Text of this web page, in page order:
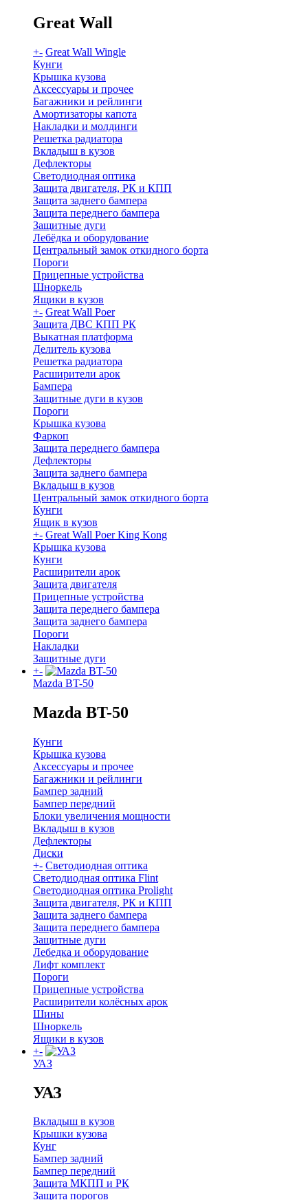
Great Wall
+- Great Wall Wingle
Кунги
Крышка кузова
Аксессуары и прочее
Багажники и рейлинги
Амортизаторы капота
Накладки и молдинги
Решетка радиатора
Вкладыш в кузов
Дефлекторы
Светодиодная оптика
Защита двигателя, РК и КПП
Защита заднего бампера
Защита переднего бампера
Защитные дуги
Лебёдка и оборудование
Центральный замок откидного борта
Пороги
Прицепные устройства
Шноркель
Ящики в кузов
+- Great Wall Poer
Защита ДВС КПП РК
Выкатная платформа
Делитель кузова
Решетка радиатора
Расширители арок
Бампера
Защитные дуги в кузов
Пороги
Крышка кузова
Фаркоп
Защита переднего бампера
Дефлекторы
Защита заднего бампера
Вкладыш в кузов
Центральный замок откидного борта
Кунги
Ящик в кузов
+- Great Wall Poer King Kong
Крышка кузова
Кунги
Расширители арок
Защита двигателя
Прицепные устройства
Защита переднего бампера
Защита заднего бампера
Пороги
Накладки
Защитные дуги
+-
Mazda BT-50
Mazda BT-50
Кунги
Крышка кузова
Аксессуары и прочее
Багажники и рейлинги
Бампер задний
Бампер передний
Блоки увеличения мощности
Вкладыш в кузов
Дефлекторы
Диски
+- Светодиодная оптика
Светодиодная оптика Flint
Светодиодная оптика Prolight
Защита двигателя, РК и КПП
Защита заднего бампера
Защита переднего бампера
Защитные дуги
Лебедка и оборудование
Лифт комплект
Пороги
Прицепные устройства
Расширители колёсных арок
Шины
Шноркель
Ящики в кузов
+-
УАЗ
УАЗ
Вкладыш в кузов
Крышки кузова
Кунг
Бампер задний
Бампер передний
Защита МКПП и РК
Защита порогов